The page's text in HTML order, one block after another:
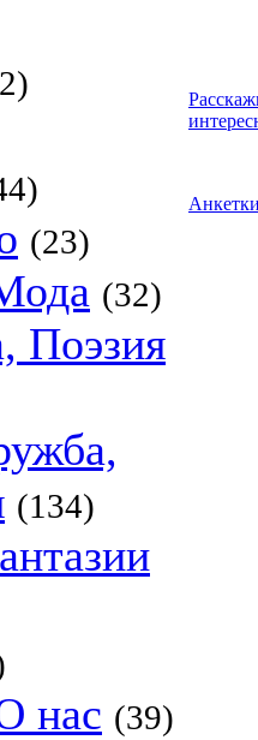
(23)
(32)
Поэзия
(134)
нас (39)